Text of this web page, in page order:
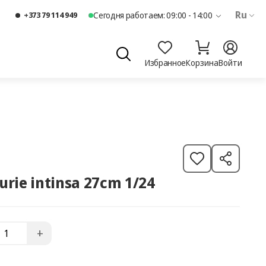
+373 79 114 949 Сегодня работаем: 09:00 - 14:00 Ru
ИзбранноеКорзинаВойти
intinsa 27cm 1/24
+